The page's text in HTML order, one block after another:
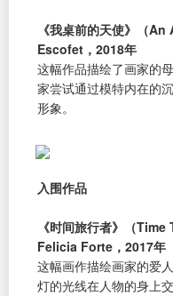
《我桌前的天使》（
Escofet，2018年
这幅作品描绘了画家的
家尝试通过模特内在的
形象。
入围作品
《时间旅行者》（
Felicia Forte，2017年
这幅画作描绘画家的爱
灯的光线在人物的身上